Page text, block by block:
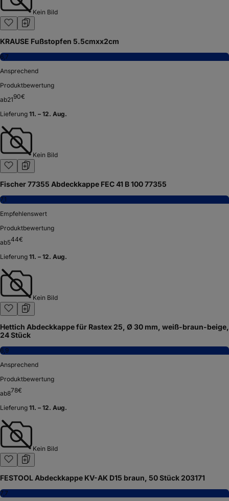
Kein Bild
KRAUSE Fußstopfen 5.5cmxx2cm
6,7
Ansprechend
Produktbewertung
ab2190€
Lieferung 11. – 12. Aug.
Kein Bild
Fischer 77355 Abdeckkappe FEC 41 B 100 77355
7,1
Empfehlenswert
Produktbewertung
ab544€
Lieferung 11. – 12. Aug.
Kein Bild
Hettich Abdeckkappe für Rastex 25, Ø 30 mm, weiß-braun-beige,
24 Stück
6,9
Ansprechend
Produktbewertung
ab878€
Lieferung 11. – 12. Aug.
Kein Bild
FESTOOL Abdeckkappe KV-AK D15 braun, 50 Stück 203171
7,7